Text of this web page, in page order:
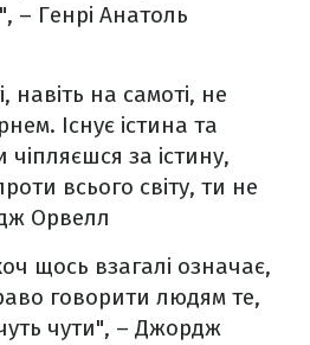
– Генрі Анатоль
навіть на самоті, не
Існує істина та
чіпляєшся за істину,
всього світу, ти не
Орвелл
щось взагалі означає,
говорити людям те,
чути", – Джордж